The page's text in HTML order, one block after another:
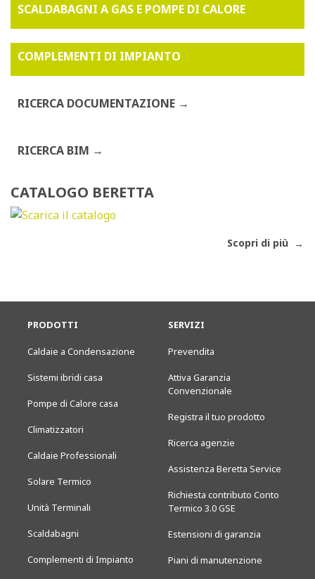
SCALDABAGNI A GAS E POMPE DI CALORE
COMPLEMENTI DI IMPIANTO
RICERCA DOCUMENTAZIONE
RICERCA BIM
CATALOGO BERETTA
Scopri di più
PRODOTTI
Caldaie a Condensazione
Sistemi ibridi casa
Pompe di Calore casa
Climatizzatori
Caldaie Professionali
Solare Termico
Unità Terminali
Scaldabagni
Complementi di Impianto
SERVIZI
Prevendita
Attiva Garanzia
Convenzionale
Registra il tuo prodotto
Ricerca agenzie
Assistenza Beretta Service
Richiesta contributo Conto
Termico 3.0 GSE
Estensioni di garanzia
Piani di manutenzione